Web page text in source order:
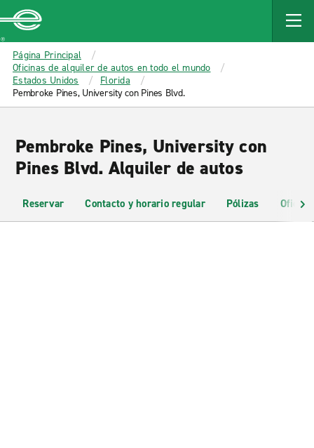
MAIN
CONTENT
Enterprise
Página Principal
Oficinas de alquiler de autos en todo el mundo
Estados Unidos
Florida
Pembroke Pines, University con Pines Blvd.
Pembroke Pines, University con
Pines Blvd. Alquiler de autos
Reservar Contacto y horario regular Pólizas